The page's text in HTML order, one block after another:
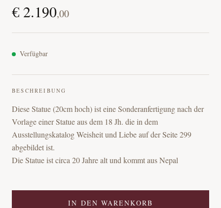
€ 2.190,00
Verfügbar
BESCHREIBUNG
Diese Statue (20cm hoch) ist eine Sonderanfertigung nach der
Vorlage einer Statue aus dem 18 Jh. die in dem
Ausstellungskatalog Weisheit und Liebe auf der Seite 299
abgebildet ist.
Die Statue ist circa 20 Jahre alt und kommt aus Nepal
IN DEN WARENKORB